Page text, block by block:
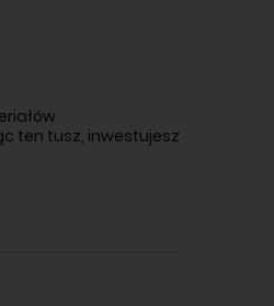
ten tusz, inwestujesz